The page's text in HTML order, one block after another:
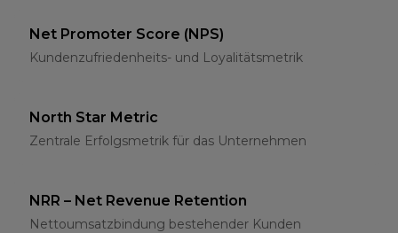
Net Promoter Score (NPS)
Kundenzufriedenheits- und Loyalitätsmetrik
North Star Metric
Zentrale Erfolgsmetrik für das Unternehmen
NRR – Net Revenue Retention
Nettoumsatzbindung bestehender Kunden